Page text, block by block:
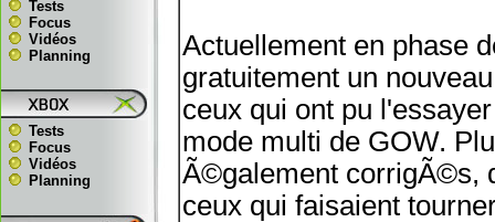
Tests
Focus
Vidéos
Planning
Tests
Focus
Vidéos
Planning
Actuellement en phase
gratuitement un
ceux qui ont pu
mode multi de GOW.
Ã©galement corrigÃ©s,
ceux qui faisaient